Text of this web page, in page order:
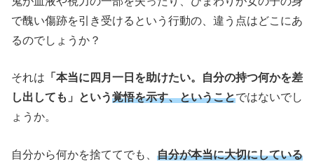
で醜い傷跡を引き受けるという行動の、違う点はどこにあ
るのでしょうか？
それは 「本当に四月一日を助けたい。自分の持つ何かを差
し出しても」という覚悟を示す、ということではないでし
ょうか。
自分から何かを捨ててでも、 自分が本当に大切にしている